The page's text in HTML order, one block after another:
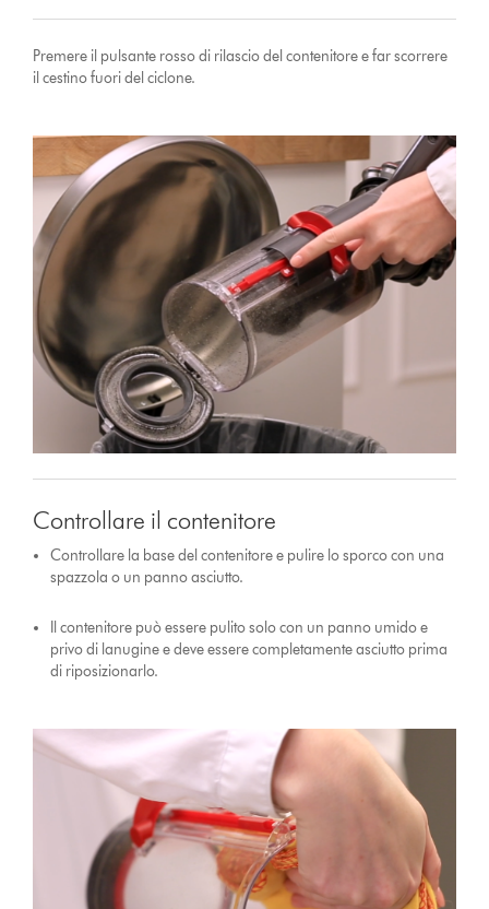
Premere il pulsante rosso di rilascio del contenitore e far scorrere
il cestino fuori del ciclone.
Controllare il contenitore
Controllare la base del contenitore e pulire lo sporco con una
spazzola o un panno asciutto.
Il contenitore può essere pulito solo con un panno umido e
privo di lanugine e deve essere completamente asciutto prima
di riposizionarlo.